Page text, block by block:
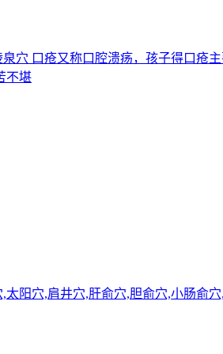
穴 口疮又称口腔溃疡，孩子得口
不堪
阳穴,肩井穴,肝俞穴,胆俞穴,小肠